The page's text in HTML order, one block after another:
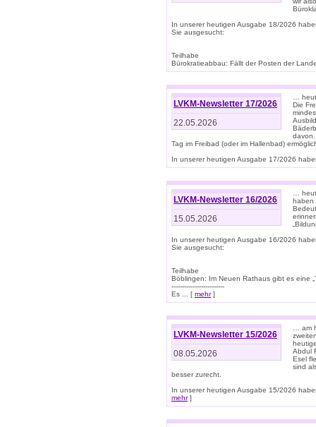
In unserer heutigen Ausgabe 18/2026
Sie ausgesucht:
Teilhabe
Bürokratieabbau: Fällt der Posten der
LVKM-Newsletter 17/2026
22.05.2026
…
Die
davon.
Tag im Freibad (oder im Hallenbad)
In unserer heutigen Ausgabe 17/2026
LVKM-Newsletter 16/2026
15.05.2026
…
haben
In unserer heutigen Ausgabe 16/2026
Sie ausgesucht:
Teilhabe
Böblingen: Im Neuen Rathaus gibt es eine
-------------------------
Es ... [ mehr]
LVKM-Newsletter 15/2026
08.05.2026
… am
Abdul
Esel
sind
besser zurecht.
In unserer heutigen Ausgabe 15/2026
mehr]